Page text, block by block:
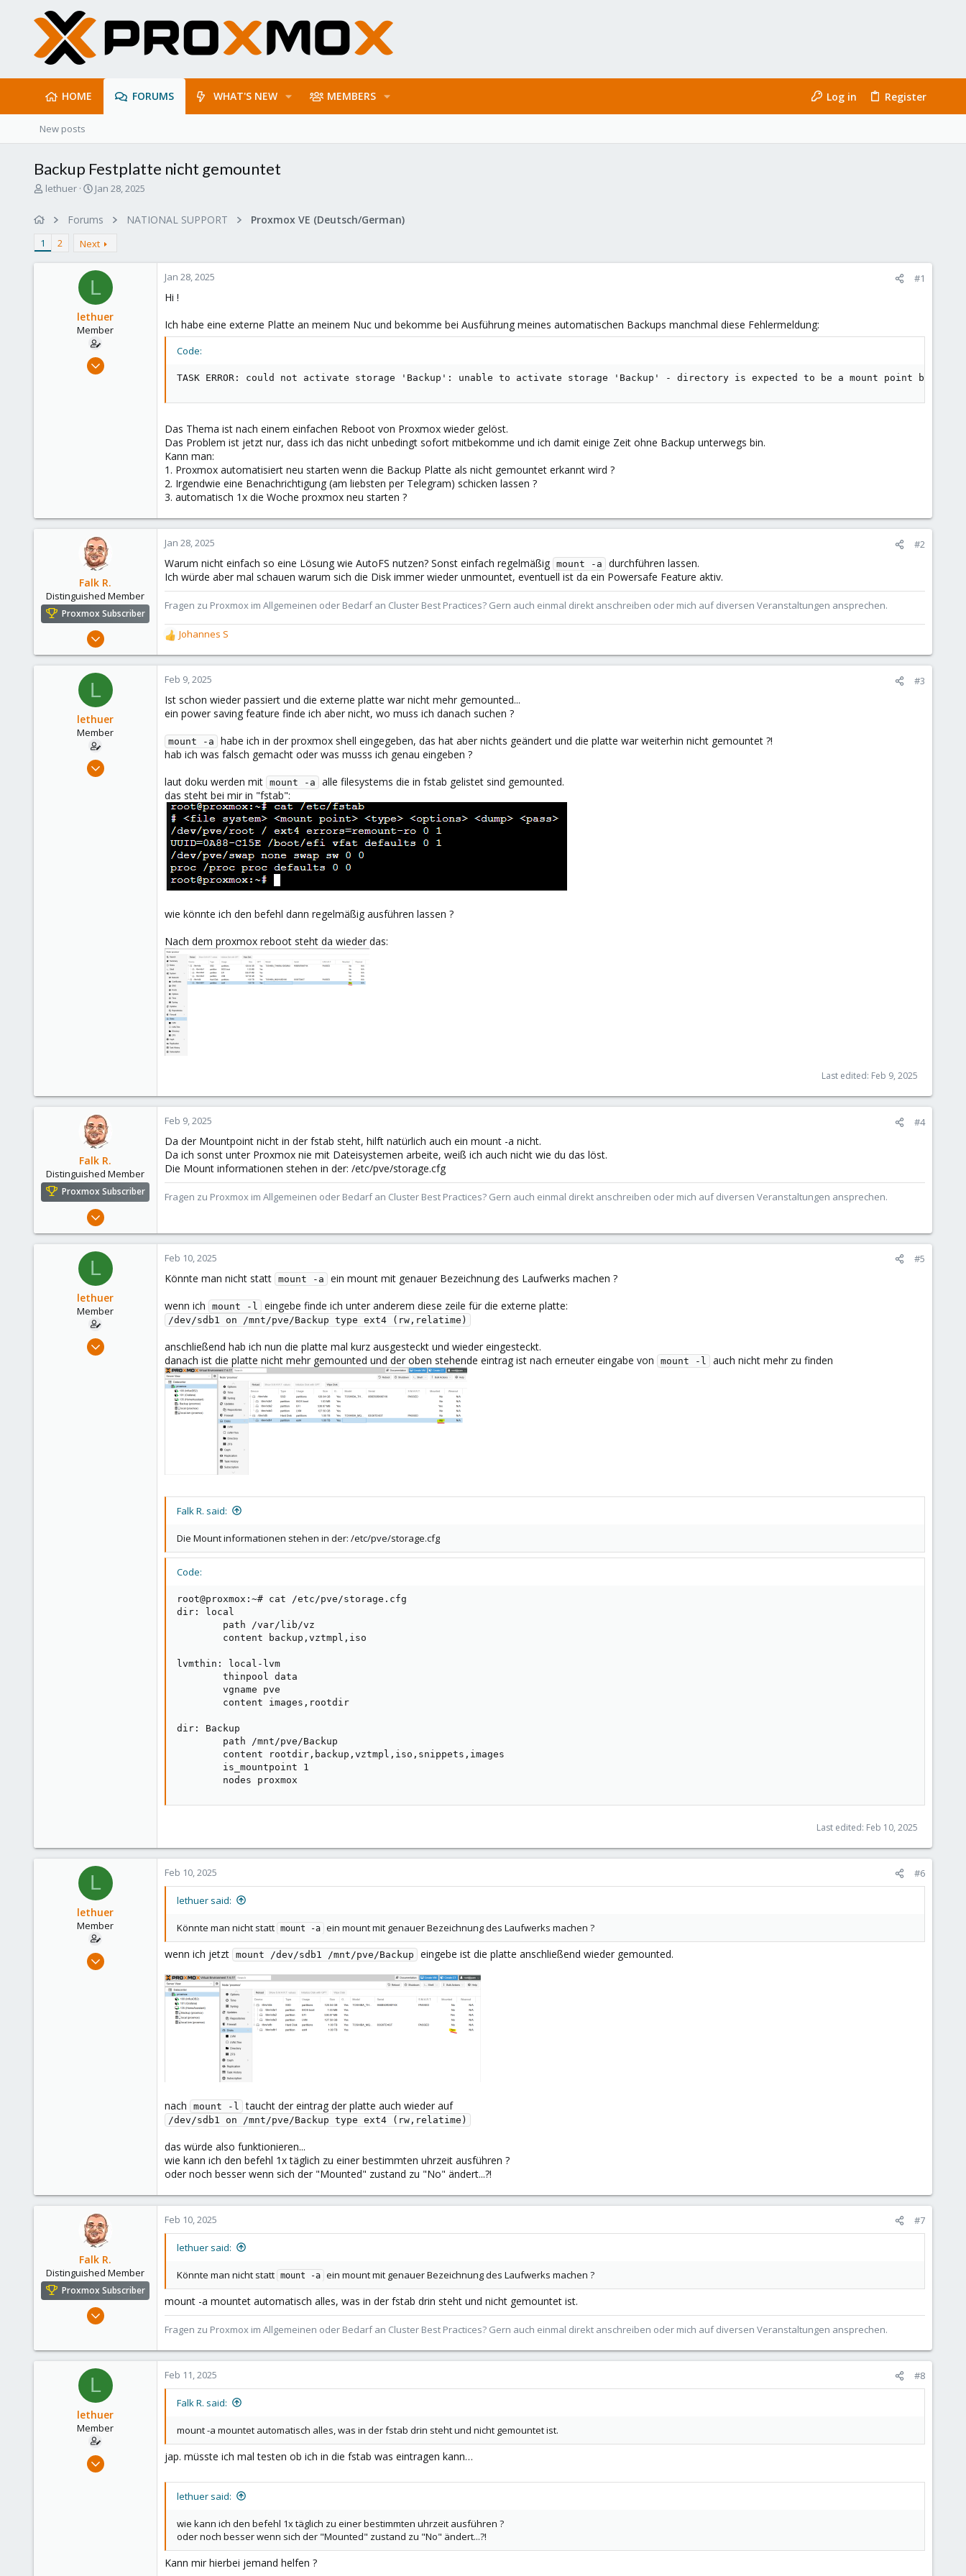
HOME FORUMS WHAT'S NEW MEMBERS Log in Register
New posts
Backup Festplatte nicht gemountet
T
d
s
lethuer
S
r
t
a
e
Jan 28, 2025
Forums NATIONAL SUPPORT Proxmox VE (Deutsch/German)
1 2 Next
L
lethuer
Member
Apr 18, 2024
Jan 28, 2025 #1
Hi !
Ich habe eine externe Platte an meinem Nuc und bekomme bei Ausführung meines automatischen Backups manchmal diese Fehlermeldung:
Code:
TASK ERROR: could not activate storage 'Backup': unable to activate storage 'Backup' - directory is expected to be a mount point but is
Das Thema ist nach einem einfachen Reboot von Proxmox wieder gelöst.
Das Problem ist jetzt nur, dass ich das nicht unbedingt sofort mitbekomme und ich damit einige Zeit ohne Backup unterwegs bin.
Kann man:
1. Proxmox automatisiert neu starten wenn die Backup Platte als nicht gemountet erkannt wird ?
2. Irgendwie eine Benachrichtigung (am liebsten per Telegram) schicken lassen ?
3. automatisch 1x die Woche proxmox neu starten ?
Falk R.
Distinguished Member
Proxmox Subscriber
Aug 2, 2021
2,916
Jan 28, 2025 #2
Warum nicht einfach so eine Lösung wie AutoFS nutzen? Sonst einfach regelmäßig mount -a
durchführen lassen.
Ich würde aber mal schauen warum sich die Disk immer wieder unmountet, eventuell ist da ein Powersafe Feature aktiv.
Fragen zu Proxmox im Allgemeinen oder Bedarf an Cluster Best Practices? Gern auch einmal direkt anschreiben oder mich auf diversen Veranstaltungen ansprechen.
R
e
a
c
i
o
s
:
Johannes S
L
lethuer
Member
Apr 18, 2024
Feb 9, 2025 #3
Ist schon wieder passiert und die externe platte war nicht mehr gemounted...
ein power saving feature finde ich aber nicht, wo muss ich danach suchen ?
mount -a
habe ich in der proxmox shell eingegeben, das hat aber nichts geändert und die platte war weiterhin nicht gemountet ?!
hab ich was falsch gemacht oder was musss ich genau eingeben ?
laut doku werden mit mount -a
alle filesystems die in fstab gelistet sind gemounted.
das steht bei mir in "fstab":
wie könnte ich den befehl dann regelmäßig ausführen lassen ?
Nach dem proxmox reboot steht da wieder das:
Last edited: Feb 9, 2025
Falk R.
Distinguished Member
Proxmox Subscriber
Aug 2, 2021
2,916
Feb 9, 2025 #4
Da der Mountpoint nicht in der fstab steht, hilft natürlich auch ein mount -a nicht.
Da ich sonst unter Proxmox nie mit Dateisystemen arbeite, weiß ich auch nicht wie du das löst.
Die Mount informationen stehen in der: /etc/pve/storage.cfg
Fragen zu Proxmox im Allgemeinen oder Bedarf an Cluster Best Practices? Gern auch einmal direkt anschreiben oder mich auf diversen Veranstaltungen ansprechen.
L
lethuer
Member
Apr 18, 2024
Feb 10, 2025 #5
Könnte man nicht statt mount -a
ein mount mit genauer Bezeichnung des Laufwerks machen ?
wenn ich
mount -l eingebe finde ich unter anderem diese zeile für die externe platte:
/dev/sdb1 on /mnt/pve/Backup type ext4 (rw,relatime)
anschließend hab ich nun die platte mal kurz ausgesteckt und wieder eingesteckt.
danach ist die platte nicht mehr gemounted und der oben stehende eintrag ist nach erneuter eingabe von
mount -l auch nicht mehr zu finden
Falk R. said:
Die Mount informationen stehen in der: /etc/pve/storage.cfg
Code:
root@proxmox:~# cat /etc/pve/storage.cfg
dir: local
        path /var/lib/vz
        content backup,vztmpl,iso
lvmthin: local-lvm
        thinpool data
        vgname pve
        content images,rootdir
dir: Backup
        path /mnt/pve/Backup
        content rootdir,backup,vztmpl,iso,snippets,images
        is_mountpoint 1
        nodes proxmox
Last edited: Feb 10, 2025
L
lethuer
Member
Apr 18, 2024
Feb 10, 2025 #6
lethuer said:
Könnte man nicht statt mount -a ein mount mit genauer Bezeichnung des Laufwerks machen ?
wenn ich jetzt mount /dev/sdb1 /mnt/pve/Backup eingebe ist die platte anschließend wieder gemounted.
nach mount -l taucht der eintrag der platte auch wieder auf
/dev/sdb1 on /mnt/pve/Backup type ext4 (rw,relatime)
das würde also funktionieren...
wie kann ich den befehl 1x täglich zu einer bestimmten uhrzeit ausführen ?
oder noch besser wenn sich der "Mounted" zustand zu "No" ändert...?!
Falk R.
Distinguished Member
Proxmox Subscriber
Aug 2, 2021
278
roesing.it
Feb 10, 2025 #7
lethuer said:
Könnte man nicht statt mount -a ein mount mit genauer Bezeichnung des Laufwerks machen ?
mount -a mountet automatisch alles, was in der fstab drin steht und nicht gemountet ist.
Fragen zu Proxmox im Allgemeinen oder Bedarf an Cluster Best Practices? Gern auch einmal direkt anschreiben oder mich auf diversen Veranstaltungen ansprechen.
L
lethuer
Member
Apr 18, 2024
Feb 11, 2025 #8
Falk R. said:
mount -a mountet automatisch alles, was in der fstab drin steht und nicht gemountet ist.
jap. müsste ich mal testen ob ich in die fstab was eintragen kann…
lethuer said:
wie kann ich den befehl 1x täglich zu einer bestimmten uhrzeit ausführen ?
oder noch besser wenn sich der "Mounted" zustand zu "No" ändert...?!
Kann mir hierbei jemand helfen ?